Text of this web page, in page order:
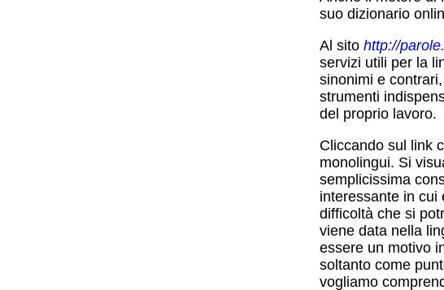
suo dizionario
Al sito http://
servizi utili per la
sinonimi e
strumenti
del proprio lavoro.
Cliccando sul link
monolingui. Si
semplicissima
interessante in cui
difficoltà che si
viene data nella
essere un motivo
soltanto come
vogliamo